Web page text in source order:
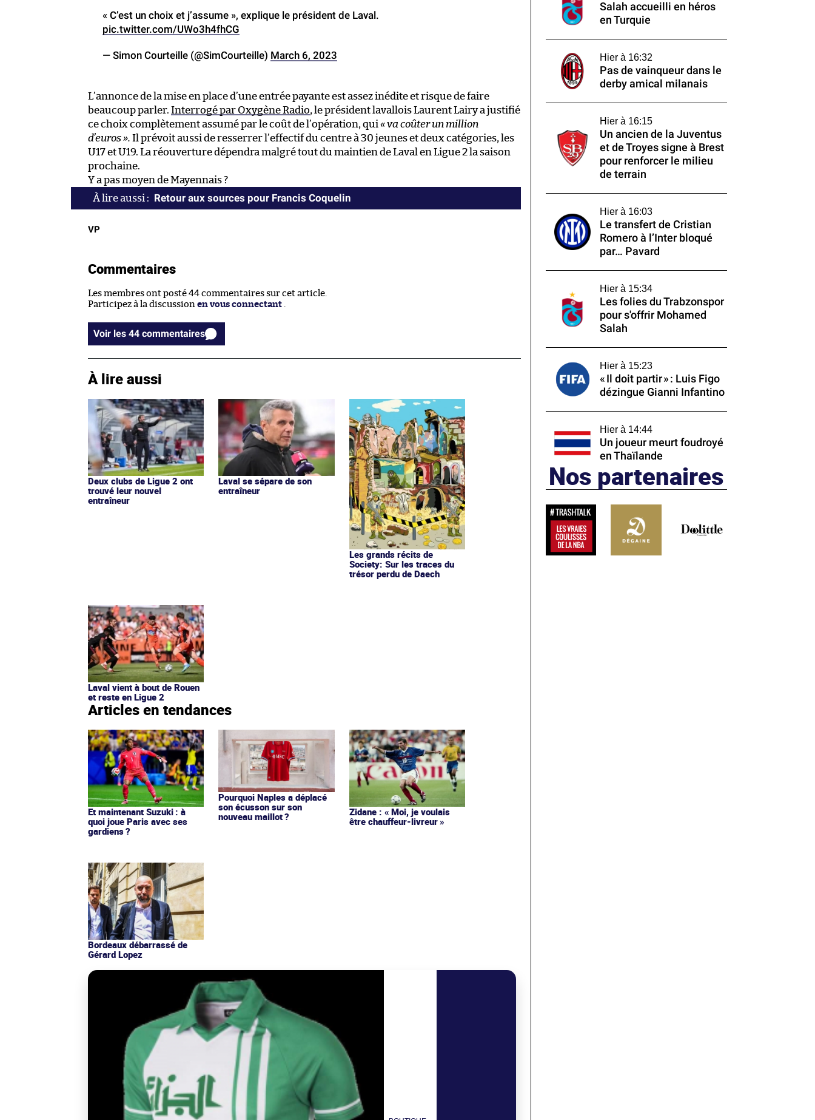
« C’est un choix et j’assume », explique le président de Laval.
pic.twitter.com/UWo3h4fhCG
— Simon Courteille (@SimCourteille) March 6, 2023
L’annonce de la mise en place d’une entrée payante est assez inédite et risque de faire
beaucoup parler. Interrogé par Oxygène Radio, le président lavallois Laurent Lairy a justifié
ce choix complètement assumé par le coût de l’opération, qui « va coûter un million
d’euros ». Il prévoit aussi de resserrer l’effectif du centre à 30 jeunes et deux catégories, les
U17 et U19. La réouverture dépendra malgré tout du maintien de Laval en Ligue 2 la saison
prochaine.
Y a pas moyen de Mayennais ?
Retour aux sources pour Francis Coquelin
VP
Commentaires
Les membres ont posté 44 commentaires sur cet article.
Participez à la discussion en vous connectant
Voir les 44 commentaires
À lire aussi
Deux clubs de Ligue 2 ont
trouvé leur nouvel
entraîneur
Laval se sépare de son
entraîneur
Les grands récits de
Society: Sur les traces du
trésor perdu de Daech
Laval vient à bout de Rouen
et reste en Ligue 2
Articles en tendances
Et maintenant Suzuki : à
quoi joue Paris avec ses
gardiens ?
Pourquoi Naples a déplacé
son écusson sur son
nouveau maillot ?
Zidane : « Moi, je voulais
être chauffeur-livreur »
Bordeaux débarrassé de
Gérard Lopez
Salah accueilli en héros
en Turquie
Hier à 16:32
Pas de vainqueur dans le
derby amical milanais
Hier à 16:15
Un ancien de la Juventus
et de Troyes signe à Brest
pour renforcer le milieu
de terrain
Hier à 16:03
Le transfert de Cristian
Romero à l’Inter bloqué
par… Pavard
Hier à 15:34
Les folies du Trabzonspor
pour s'offrir Mohamed
Salah
Hier à 15:23
« Il doit partir » : Luis Figo
dézingue Gianni Infantino
Hier à 14:44
Un joueur meurt foudroyé
en Thaïlande
Nos partenaires